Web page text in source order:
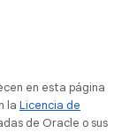
en esta página
la Licencia de
de Oracle o sus